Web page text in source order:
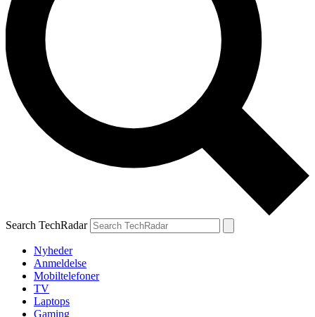
Search TechRadar
Nyheder
Anmeldelse
Mobiltelefoner
TV
Laptops
Gaming